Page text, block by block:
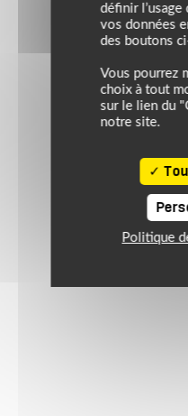
définir
vos données
des boutons
Vous pourrez
choix à tout
sur le lien du
notre site.
Politique